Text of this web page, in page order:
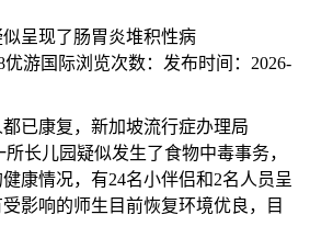
呈现了肠胃炎堆积性病
优游国际浏览次数： 发布时间： 2026-
康复，新加坡流行症办理局
所长儿园疑似发生了食物中毒事务，
康情况，有24名小伴侣和2名人员呈
影响的师生目前恢复环境优良，目